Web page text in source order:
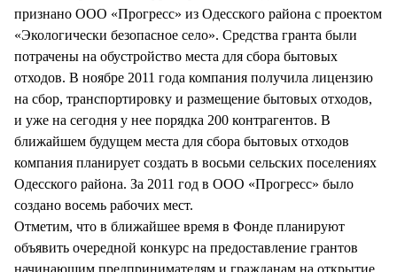
признано ООО «Прогресс» из Одесского района с проектом
«Экологически безопасное село». Средства гранта были
потрачены на обустройство места для сбора бытовых
отходов. В ноябре 2011 года компания получила лицензию
на сбор, транспортировку и размещение бытовых отходов,
и уже на сегодня у нее порядка 200 контрагентов. В
ближайшем будущем места для сбора бытовых отходов
компания планирует создать в восьми сельских поселениях
Одесского района. За 2011 год в ООО «Прогресс» было
создано восемь рабочих мест.
Отметим, что в ближайшее время в Фонде планируют
объявить очередной конкурс на предоставление грантов
начинающим предпринимателям и гражданам на открытие